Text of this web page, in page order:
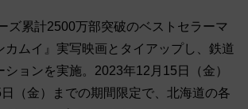
ズ累計2500万部突破のベストセラーマ
カムイ』実写映画とタイアップし、鉄道
ョンを実施。2023年12月15日（金）
（金）までの期間限定で、北海道の各